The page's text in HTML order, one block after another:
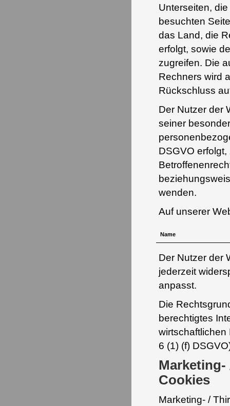
Unterseiten,
besuchten
das Land, die
erfolgt, sowie
zugreifen. Die
Rechners wird
Rückschluss
Der Nutzer der
seiner
DSGVO
wenden.
Auf unserer
Name
Der Nutzer der
jederzeit
anpasst.
Die
berechtigtes
wirtschaftlichen
6 (1) (f)
Cookies
Marketing- /